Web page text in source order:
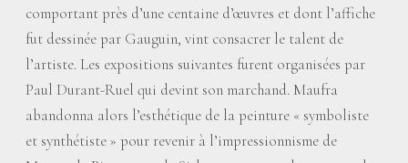
comportant près d’une centaine d’œuvres et dont l’affiche
fut dessinée par Gauguin, vint consacrer le talent de
l’artiste. Les expositions suivantes furent organisées par
Paul Durant-Ruel qui devint son marchand. Maufra
abandonna alors l’esthétique de la peinture « symboliste
et synthétiste» pour revenir à l’impressionnisme de